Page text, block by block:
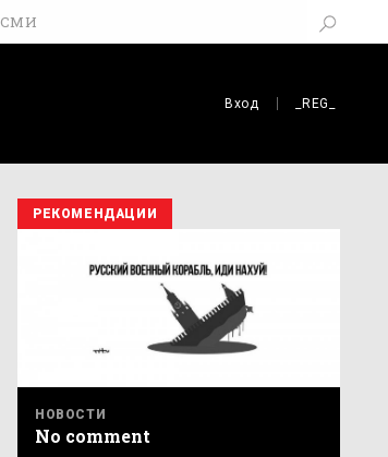
СМИ
Вход _REG_
РЕКОМЕНДАЦИИ
НОВОСТИ
No comment